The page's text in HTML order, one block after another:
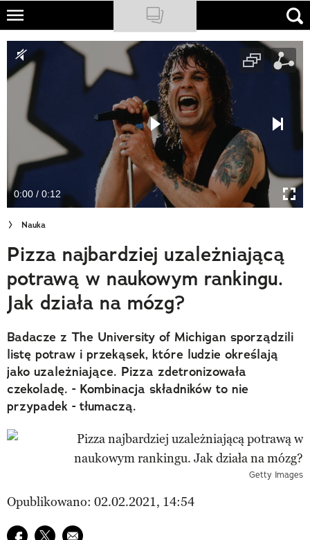
Skip
main
content
NATIONAL GEOGRAPHIC
TRAVELER
PODCASTY
Newsletter
Cuda Polski
Wielki Konkurs Fotograficzny
Trendbook Podróżniczy
Polecane
0:00 / 0:12
Nauka
Pizza najbardziej uzależniającą
potrawą w naukowym rankingu.
Jak działa na mózg?
Badacze z The University of Michigan sporządzili
listę potraw i przekąsek, które ludzie określają
jako uzależniające. Pizza zdetronizowała
czekoladę. - Kombinacja składników to nie
przypadek - tłumaczą.
Getty Images
Opublikowano: 02.02.2021, 14:54
Udostępnij na facebook
Udostępnij na twitter
E-mail do przyjaciela